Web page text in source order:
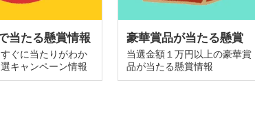
当たる懸賞情報
ぐに当たりがわか
キャンペーン情報
豪華賞品が当たる懸賞
当選金額１万円以上の豪華賞
品が当たる懸賞情報